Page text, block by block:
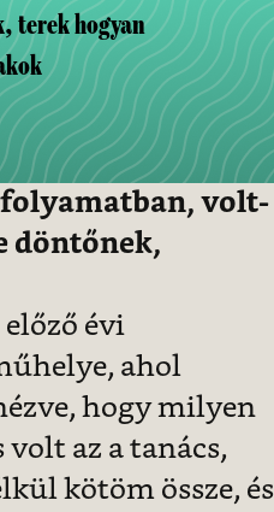
terek hogyan
folyamatban, volt-
döntőnek,
évi
ahol
hogy milyen
az a tanács,
kötöm össze, és